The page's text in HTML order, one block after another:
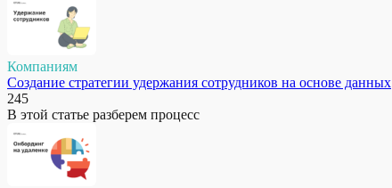
Компаниям
Создание стратегии удержания сотрудников на основе данных
245
В этой статье разберем процесс